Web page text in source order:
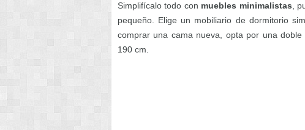
Simplifícalo todo con muebles minimalistas ,
pequeño. Elige un mobiliario de dormitorio
comprar una cama nueva, opta por una
190 cm.